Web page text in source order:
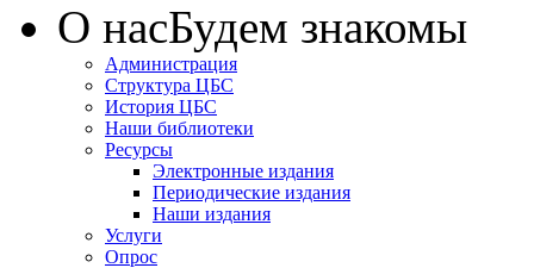
О насБудем знакомы
Администрация
Структура ЦБС
История ЦБС
Наши библиотеки
Ресурсы
Электронные издания
Периодические издания
Наши издания
Услуги
Опрос